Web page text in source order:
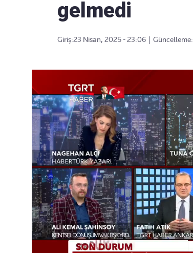
gelmedi
Giriş:23 Nisan, 2025 - 23:06 Güncelleme: